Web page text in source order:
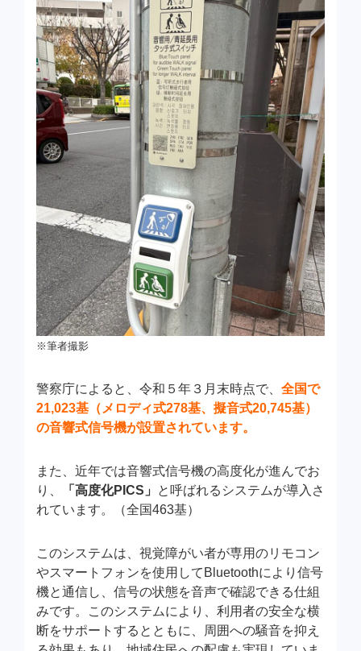
※筆者撮影
警察庁によると、令和５年３月末時点で、 全国で
21,023基（メロディ式278基、擬音式20,745基）
の音響式信号機が設置されています。
また、近年では音響式信号機の高度化が進んでお
り、
「高度化PICS」
と呼ばれるシステムが導入さ
れています。（全国463基）
このシステムは、視覚障がい者が専用のリモコン
やスマートフォンを使用してBluetoothにより信号
機と通信し、信号の状態を音声で確認できる仕組
みです。このシステムにより、利用者の安全な横
断をサポートするとともに、周囲への騒音を抑え